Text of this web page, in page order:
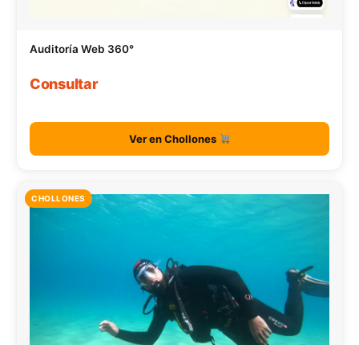
Auditoría Web 360°
Consultar
Ver en Chollones
CHOLLONES